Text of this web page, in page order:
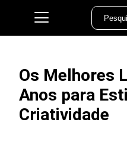
Os Melhores
Anos para
Criatividade